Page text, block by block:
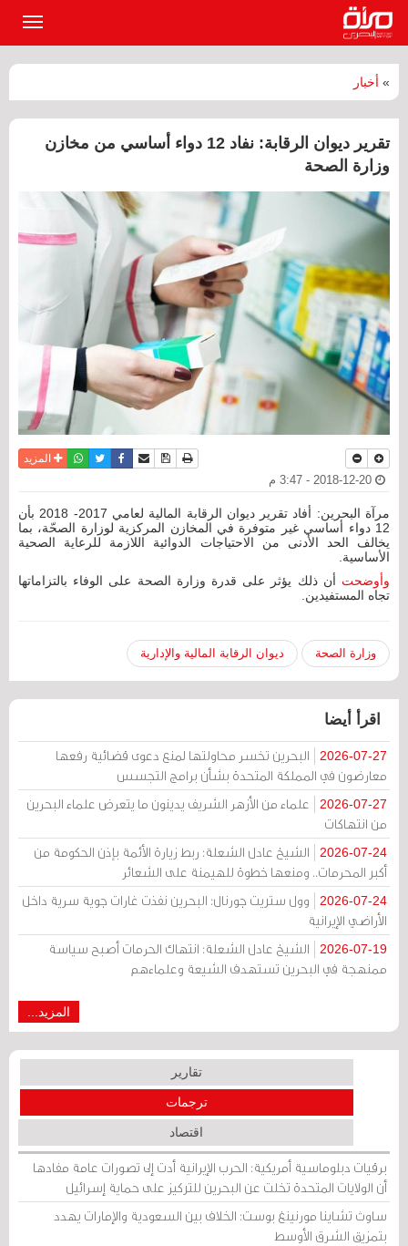
» أخبار
تقرير ديوان الرقابة: نفاد 12 دواء أساسي من مخازن
وزارة الصحة
نسخة للطباعة
حفظ الموضوع
أرسل الى صديق
فيسبوكتويترواتسابالمزيد
مرآة البحرين: أفاد تقرير ديوان الرقابة المالية لعامي 2017- 2018 بأن
12 دواء أساسي غير متوفرة في المخازن المركزية لوزارة الصحّة، بما
يخالف الحد الأدنى من الاحتياجات الدوائية اللازمة للرعاية الصحية
الأساسية.
وأوضحت أن ذلك يؤثر على قدرة وزارة الصحة على الوفاء بالتزاماتها
تجاه المستفيدين.
وزارة الصحة ديوان الرقابة المالية والإدارية
اقرأ أيضا
2026-07-27
البحرين تخسر محاولتها لمنع دعوى قضائية رفعها
معارضون في المملكة المتحدة بشأن برامج التجسس
2026-07-27
علماء من الأزهر الشريف يدينون ما يتعرض علماء البحرين
من انتهاكات
2026-07-24
الشيخ عادل الشعلة: ربط زيارة الأئمة بإذن الحكومة من
أكبر المحرمات.. ومنعها خطوة للهيمنة على الشعائر
2026-07-24
وول ستريت جورنال: البحرين نفذت غارات جوية سرية داخل
الأراضي الإيرانية
2026-07-19
الشيخ عادل الشعلة: انتهاك الحرمات أصبح سياسة
ممنهجة في البحرين تستهدف الشيعة وعلماءهم
المزيد...
تقارير
ترجمات
اقتصاد
برقيات دبلوماسية أمريكية: الحرب الإيرانية أدت إلى تصورات عامة مفادها
أن الولايات المتحدة تخلت عن البحرين للتركيز على حماية إسرائيل
ساوث تشاينا مورنينغ بوست: الخلاف بين السعودية والإمارات يهدد
بتمزيق الشرق الأوسط